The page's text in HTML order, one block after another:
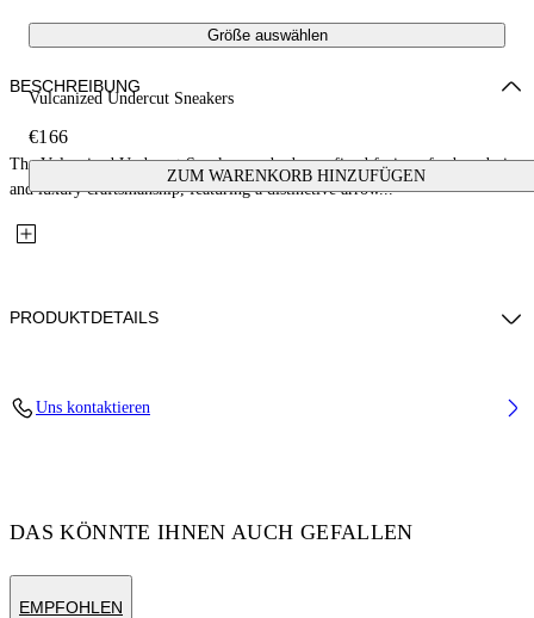
Größe auswählen
Vulcanized Undercut Sneakers
€166
ZUM WARENKORB HINZUFÜGEN
BESCHREIBUNG
The Vulcanized Undercut Sneakers embody a refined fusion of urban design
and luxury craftsmanship, featuring a distinctive arrow...
PRODUKTDETAILS
Uns kontaktieren
DAS KÖNNTE IHNEN AUCH GEFALLEN
EMPFOHLEN